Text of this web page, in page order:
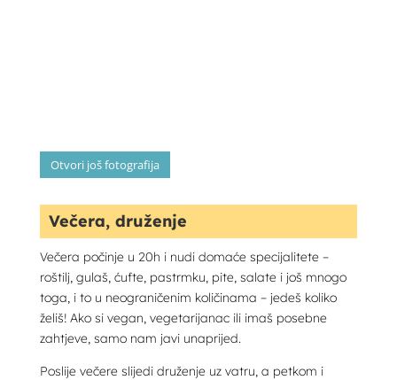
Otvori još fotografija
Večera, druženje
Večera počinje u 20h i nudi domaće specijalitete –
roštilj, gulaš, ćufte, pastrmku, pite, salate i još mnogo
toga, i to u neograničenim količinama – jedeš koliko
želiš! Ako si vegan, vegetarijanac ili imaš posebne
zahtjeve, samo nam javi unaprijed.
Poslije večere slijedi druženje uz vatru, a petkom i